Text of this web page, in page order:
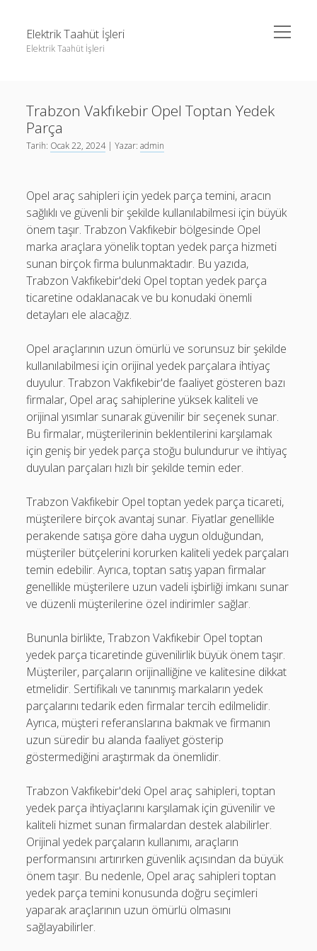
Elektrik Taahüt İşleri
Elektrik Taahüt İşleri
menüyü
aç
Liste
Sayfa Listesi
Instagram Gizli Story İzleme
Sayfa Listesi
Tiktok Takipçi Hilesi Şifresiz
Ücretsiz Instagram Bayan Takipçi Hilesi
Trabzon Vakfıkebir Opel Toptan Yedek
Parça
Tarih: Ocak 22, 2024| Yazar:admin
Opel araç sahipleri için yedek parça temini, aracın
sağlıklı ve güvenli bir şekilde kullanılabilmesi için büyük
önem taşır. Trabzon Vakfıkebir bölgesinde Opel
marka araçlara yönelik toptan yedek parça hizmeti
sunan birçok firma bulunmaktadır. Bu yazıda,
Trabzon Vakfıkebir'deki Opel toptan yedek parça
ticaretine odaklanacak ve bu konudaki önemli
detayları ele alacağız.
Opel araçlarının uzun ömürlü ve sorunsuz bir şekilde
kullanılabilmesi için orijinal yedek parçalara ihtiyaç
duyulur. Trabzon Vakfıkebir'de faaliyet gösteren bazı
firmalar, Opel araç sahiplerine yüksek kaliteli ve
orijinal yısımlar sunarak güvenilir bir seçenek sunar.
Bu firmalar, müşterilerinin beklentilerini karşılamak
için geniş bir yedek parça stoğu bulundurur ve ihtiyaç
duyulan parçaları hızlı bir şekilde temin eder.
Trabzon Vakfıkebir Opel toptan yedek parça ticareti,
müşterilere birçok avantaj sunar. Fiyatlar genellikle
perakende satışa göre daha uygun olduğundan,
müşteriler bütçelerini korurken kaliteli yedek parçaları
temin edebilir. Ayrıca, toptan satış yapan firmalar
genellikle müşterilere uzun vadeli işbirliği imkanı sunar
ve düzenli müşterilerine özel indirimler sağlar.
Bununla birlikte, Trabzon Vakfıkebir Opel toptan
yedek parça ticaretinde güvenilirlik büyük önem taşır.
Müşteriler, parçaların orijinalliğine ve kalitesine dikkat
etmelidir. Sertifikalı ve tanınmış markaların yedek
parçalarını tedarik eden firmalar tercih edilmelidir.
Ayrıca, müşteri referanslarına bakmak ve firmanın
uzun süredir bu alanda faaliyet gösterip
göstermediğini araştırmak da önemlidir.
Trabzon Vakfıkebir'deki Opel araç sahipleri, toptan
yedek parça ihtiyaçlarını karşılamak için güvenilir ve
kaliteli hizmet sunan firmalardan destek alabilirler.
Orijinal yedek parçaların kullanımı, araçların
performansını artırırken güvenlik açısından da büyük
önem taşır. Bu nedenle, Opel araç sahipleri toptan
yedek parça temini konusunda doğru seçimleri
yaparak araçlarının uzun ömürlü olmasını
sağlayabilirler.